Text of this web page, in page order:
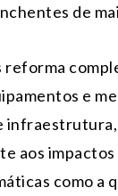
de
e
aos
como a